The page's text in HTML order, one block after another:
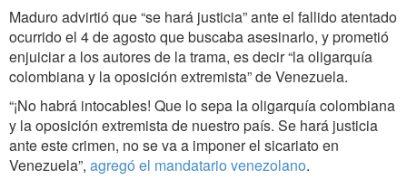
Maduro advirtió que “se hará justicia” ante el fallido atentado
ocurrido el 4 de agosto que buscaba asesinarlo, y prometió
enjuiciar a los autores de la trama, es decir “la oligarquía
colombiana y la oposición extremista” de Venezuela.
“¡No habrá intocables! Que lo sepa la oligarquía colombiana
y la oposición extremista de nuestro país. Se hará justicia
ante este crimen, no se va a imponer el sicariato en
Venezuela”, agregó el mandatario venezolano.